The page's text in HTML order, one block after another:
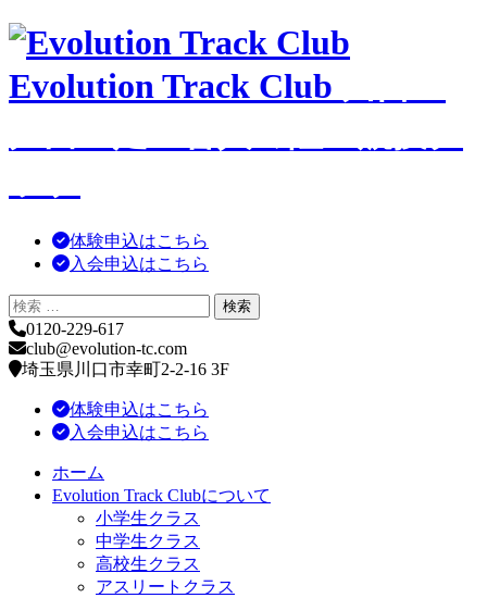
コ
テ
ン
へ
動
Evolution Track Club
体験申込はこちら
入会申込はこちら
0120-229-617
club@evolution-tc.com
埼玉県川口市幸町2-2-16 3F
体験申込はこちら
入会申込はこちら
ホーム
Evolution Track Clubについて
小学生クラス
中学生クラス
高校生クラス
アスリートクラス